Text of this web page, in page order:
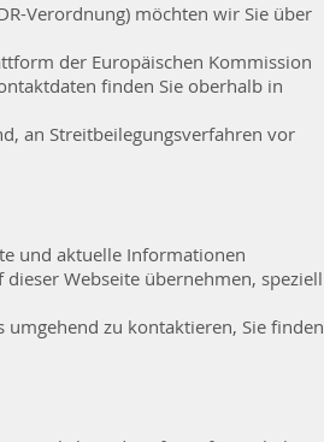
Verordnung) möchten wir Sie über
der Europäischen Kommission
finden Sie oberhalb in
an Streitbeilegungsverfahren vor
und aktuelle Informationen
Webseite übernehmen, speziell
zu kontaktieren, Sie finden